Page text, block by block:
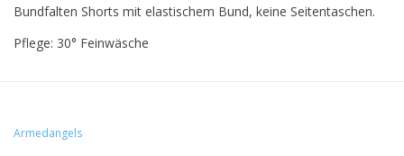
Bundfalten Shorts mit elastischem Bund, keine Seitentaschen.
Pflege: 30° Feinwäsche
• Loose Fit
Armedangels